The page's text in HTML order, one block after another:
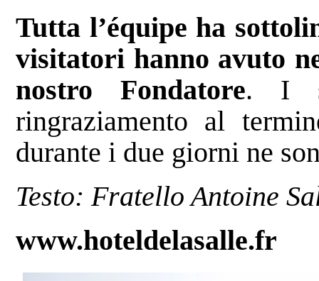
Tutta l’équipe ha
visitatori hanno avuto
nostro Fondatore. I
ringraziamento al
durante i due giorni ne
Testo: Fratello Antoine
www.hoteldelasalle.fr